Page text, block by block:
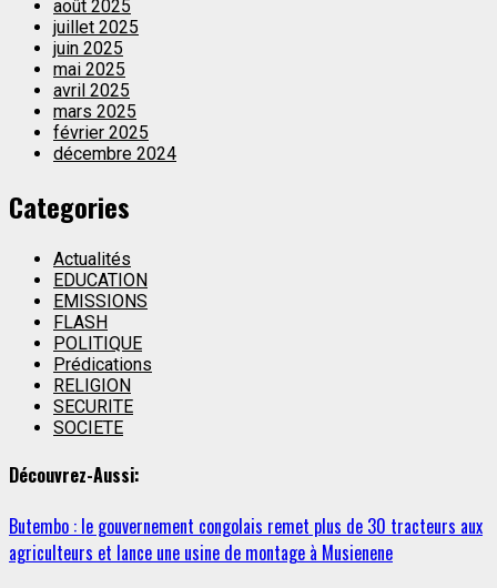
août 2025
juillet 2025
juin 2025
mai 2025
avril 2025
mars 2025
février 2025
décembre 2024
Categories
Actualités
EDUCATION
EMISSIONS
FLASH
POLITIQUE
Prédications
RELIGION
SECURITE
SOCIETE
Découvrez-Aussi:
Butembo : le gouvernement congolais remet plus de 30 tracteurs aux
agriculteurs et lance une usine de montage à Musienene